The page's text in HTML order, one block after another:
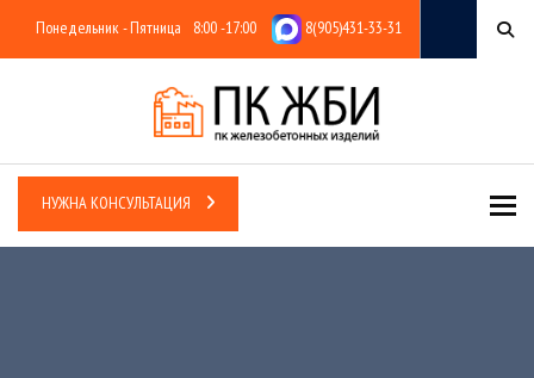
Понедельник - Пятница 8:00 -17:00 8(905)431-33-31
НУЖНА КОНСУЛЬТАЦИЯ